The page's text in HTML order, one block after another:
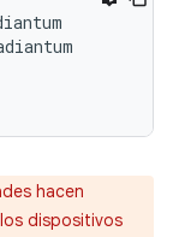
hacen
dispositivos